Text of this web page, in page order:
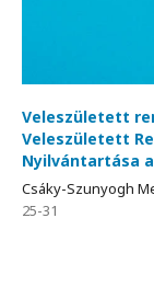
Veleszületett
Veleszületett
Nyilvántartása
Csáky-Szunyogh
25-31